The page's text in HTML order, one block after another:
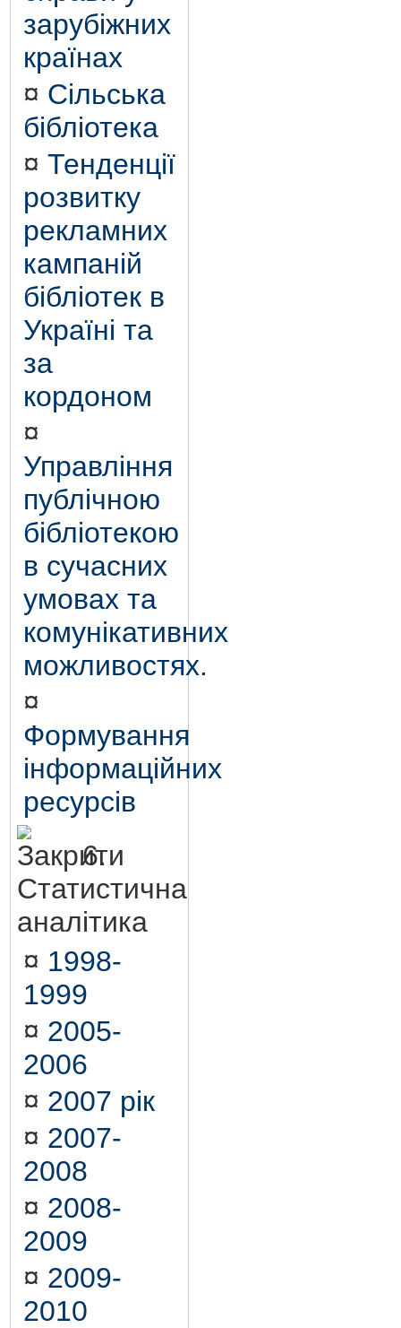
зарубіжних
країнах
¤ Сільська
бібліотека
¤ Тенденції
розвитку
рекламних
кампаній
бібліотек в
Україні та
за
кордоном
¤
Управління
публічною
бібліотекою
в сучасних
умовах та
комунікативних
можливостях.
¤
Формування
інформаційних
ресурсів
6.
Статистична
аналітика
¤ 1998-
1999
¤ 2005-
2006
¤ 2007 рік
¤ 2007-
2008
¤ 2008-
2009
¤ 2009-
2010